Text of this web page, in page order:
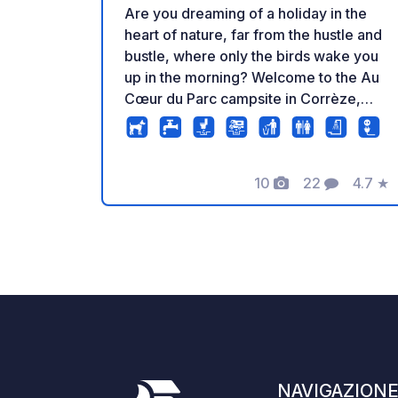
Are you dreaming of a holiday in the
heart of nature, far from the hustle and
bustle, where only the birds wake you
up in the morning? Welcome to the Au
Cœur du Parc campsite in Corrèze,
where the gentle pace of life is
combined with a lovely mix of rivers
small, human-scale campsite offers
spacious, shady, green pitches that
10
Foto
22
Commenti
4.7 ★
NAVIGAZIONE